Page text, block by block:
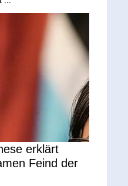
erklärt
Feind der